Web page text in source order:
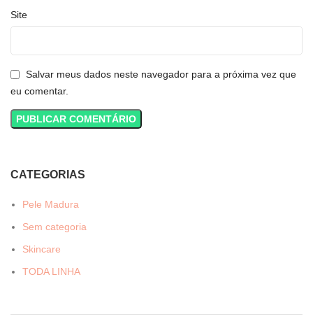
Site
Salvar meus dados neste navegador para a próxima vez que
eu comentar.
CATEGORIAS
Pele Madura
Sem categoria
Skincare
TODA LINHA